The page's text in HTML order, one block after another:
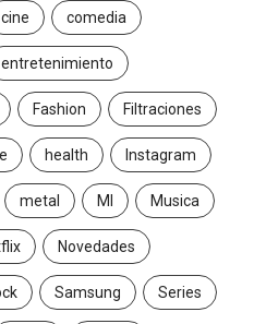
cine comedia
entretenimiento
Fashion Filtraciones
health Instagram
metal MI Musica
Novedades
Samsung Series